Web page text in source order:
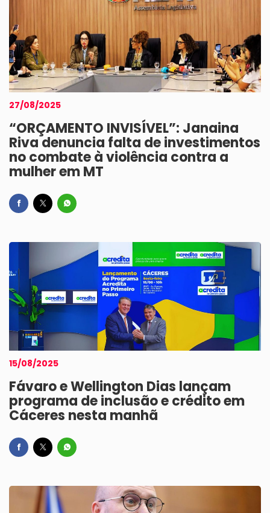
27/08/2025
“ORÇAMENTO INVISÍVEL”: Janaina
Riva denuncia falta de investimentos
no combate à violência contra a
mulher em MT
15/08/2025
Fávaro e Wellington Dias lançam
programa de inclusão e crédito em
Cáceres nesta manhã